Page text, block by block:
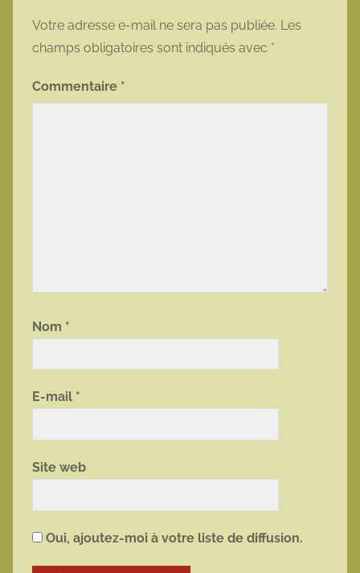
Votre adresse e-mail ne sera pas publiée. Les
champs obligatoires sont indiqués avec *
Commentaire *
Nom *
E-mail *
Site web
Oui, ajoutez-moi à votre liste de diffusion.